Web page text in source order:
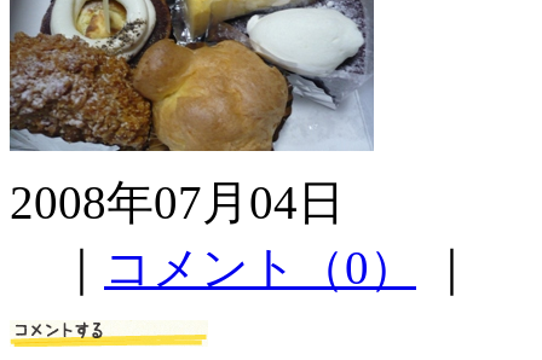
2008年07月04日
コメント（0）